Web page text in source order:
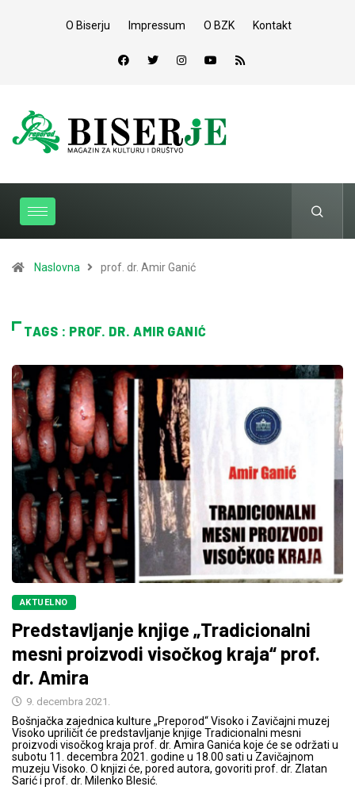
O Biserju Impressum O BZK Kontakt
Naslovna prof. dr. Amir Ganić
TAGS : PROF. DR. AMIR GANIĆ
AKTUELNO
Predstavljanje knjige „Tradicionalni
mesni proizvodi visočkog kraja“ prof.
dr. Amira
9. decembra 2021.
Bošnjačka zajednica kulture „Preporod“ Visoko i Zavičajni muzej
Visoko upriličit će predstavljanje knjige Tradicionalni mesni
proizvodi visočkog kraja prof. dr. Amira Ganića koje će se održati u
subotu 11. decembra 2021. godine u 18.00 sati u Zavičajnom
muzeju Visoko. O knjizi će, pored autora, govoriti prof. dr. Zlatan
Sarić i prof. dr. Milenko Blesić.